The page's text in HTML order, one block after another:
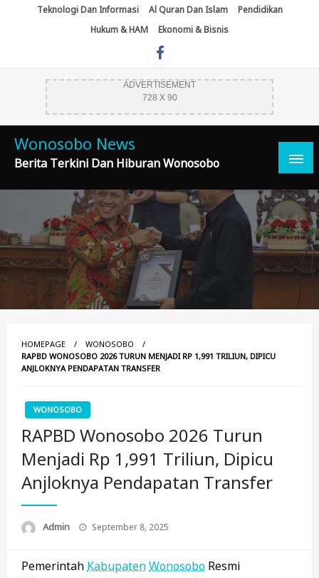
Teknologi Dan Informasi Al Quran Dan Islam
Pendidikan
Hukum & HAM
Ekonomi & Bisnis
ADVERTISEMENT
728 X 90
Wonosobo News
Berita Terkini Dan Hiburan Wonosobo
HOMEPAGE
WONOSOBO
RAPBD WONOSOBO 2026 TURUN MENJADI RP 1,991 TRILIUN, DIPICU
ANJLOKNYA PENDAPATAN TRANSFER
WONOSOBO
RAPBD Wonosobo 2026 Turun
Menjadi Rp 1,991 Triliun, Dipicu
Anjloknya Pendapatan Transfer
Admin
Posted
September 8, 2025
Pemerintah KabupatenWonosobo Resmi